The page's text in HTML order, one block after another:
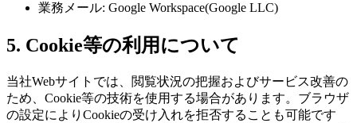
業務メール: Google Workspace(Google LLC)
5. Cookie等の利用について
当社Webサイトでは、閲覧状況の把握およびサービス改善の
ため、Cookie等の技術を使用する場合があります。ブラウザ
の設定によりCookieの受け入れを拒否することも可能です